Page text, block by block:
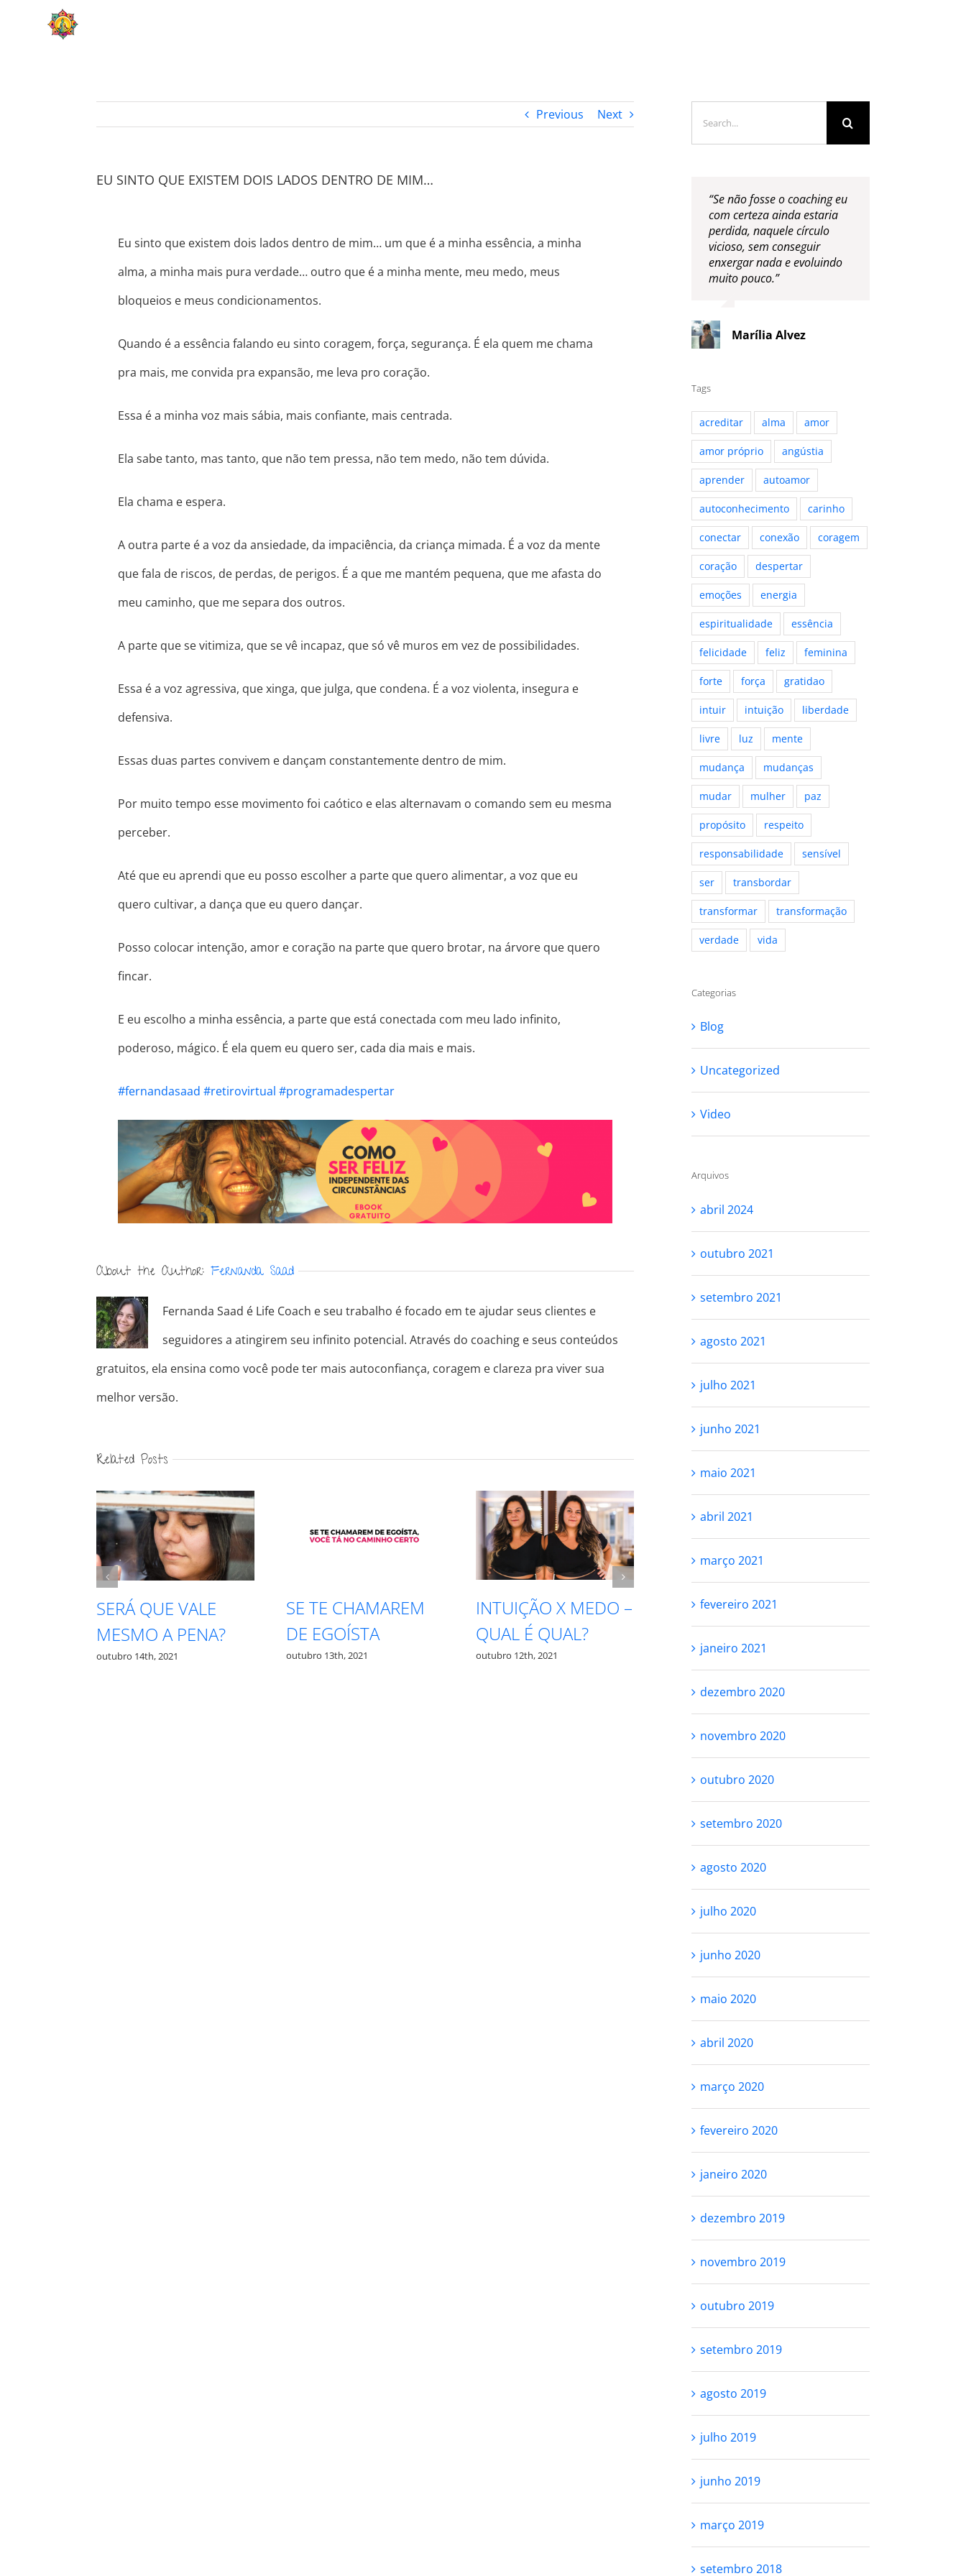
Previous Next
EU SINTO QUE EXISTEM DOIS LADOS DENTRO DE MIM…
Eu sinto que existem dois lados dentro de mim… um que é a minha essência, a minha
alma, a minha mais pura verdade… outro que é a minha mente, meu medo, meus
bloqueios e meus condicionamentos.
Quando é a essência falando eu sinto coragem, força, segurança. É ela quem me chama
pra mais, me convida pra expansão, me leva pro coração.
Essa é a minha voz mais sábia, mais confiante, mais centrada.
Ela sabe tanto, mas tanto, que não tem pressa, não tem medo, não tem dúvida.
Ela chama e espera.
A outra parte é a voz da ansiedade, da impaciência, da criança mimada. É a voz da mente
que fala de riscos, de perdas, de perigos. É a que me mantém pequena, que me afasta do
meu caminho, que me separa dos outros.
A parte que se vitimiza, que se vê incapaz, que só vê muros em vez de possibilidades.
Essa é a voz agressiva, que xinga, que julga, que condena. É a voz violenta, insegura e
defensiva.
Essas duas partes convivem e dançam constantemente dentro de mim.
Por muito tempo esse movimento foi caótico e elas alternavam o comando sem eu mesma
perceber.
Até que eu aprendi que eu posso escolher a parte que quero alimentar, a voz que eu
quero cultivar, a dança que eu quero dançar.
Posso colocar intenção, amor e coração na parte que quero brotar, na árvore que quero
fincar.
E eu escolho a minha essência, a parte que está conectada com meu lado infinito,
poderoso, mágico. É ela quem eu quero ser, cada dia mais e mais.
#fernandasaad #retirovirtual #programadespertar
About the Author:Fernanda Saad
Fernanda Saad é Life Coach e seu trabalho é focado em te ajudar seus clientes e
seguidores a atingirem seu infinito potencial. Através do coaching e seus conteúdos
gratuitos, ela ensina como você pode ter mais autoconfiança, coragem e clareza pra viver sua
melhor versão.
Related Posts
SERÁ QUE VALE
MESMO A PENA?
outubro 14th, 2021
SE TE CHAMAREM
DE EGOÍSTA
outubro 13th, 2021
INTUIÇÃO X MEDO –
QUAL É QUAL?
outubro 12th, 2021
RESPEITE SEU
PROCESSO
outubro 27th, 2021
SER PERFEITA
for:
“Se não fosse o coaching eu
com certeza ainda estaria
perdida, naquele círculo
vicioso, sem conseguir
enxergar nada e evoluindo
muito pouco.”
Marília Alvez
Tags
acreditar alma amor
amor próprio angústia
aprender autoamor
autoconhecimento carinho
conectar conexão coragem
coração despertar
emoções energia
espiritualidade essência
felicidade feliz feminina
forte força gratidao
intuir intuição liberdade
livre luz mente
mudança mudanças
mudar mulher paz
propósito respeito
responsabilidade sensível
ser transbordar
transformar transformação
verdade vida
Categorias
Blog
Uncategorized
Video
Arquivos
abril 2024
outubro 2021
setembro 2021
agosto 2021
julho 2021
junho 2021
maio 2021
abril 2021
março 2021
fevereiro 2021
janeiro 2021
dezembro 2020
novembro 2020
outubro 2020
setembro 2020
agosto 2020
julho 2020
junho 2020
maio 2020
abril 2020
março 2020
fevereiro 2020
janeiro 2020
dezembro 2019
novembro 2019
outubro 2019
setembro 2019
agosto 2019
julho 2019
junho 2019
março 2019
setembro 2018